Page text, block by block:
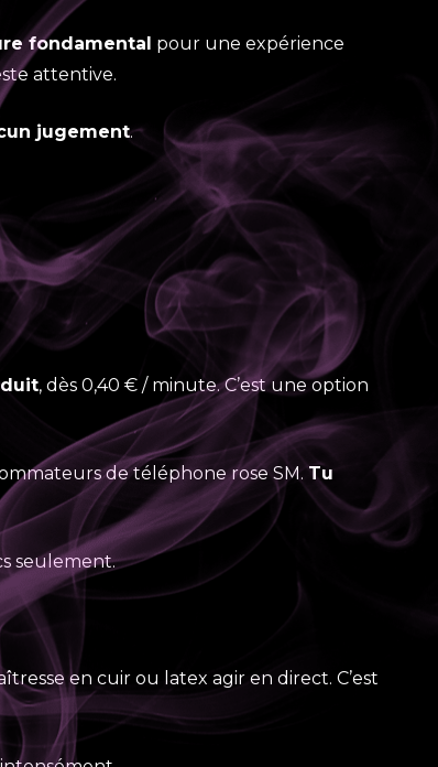
fondamental pour une expérience
attentive.
jugement.
, dès 0,40 € / minute. C’est une option
de téléphone rose SM.Tu
seulement.
en cuir ou latex agir en direct. C’est